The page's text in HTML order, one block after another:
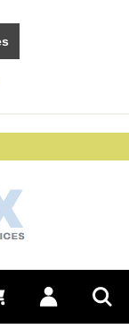
Přihlásit se
0 Kč